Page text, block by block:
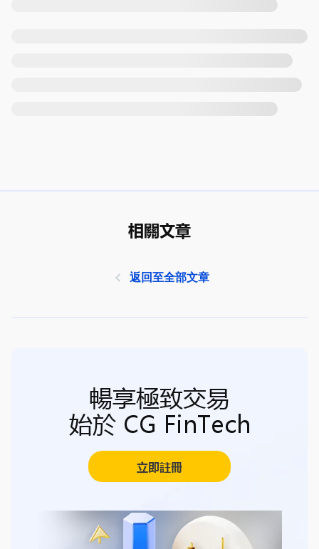
相關文章
返回至全部文章
暢享極致交易
始於 CG FinTech
立即註冊